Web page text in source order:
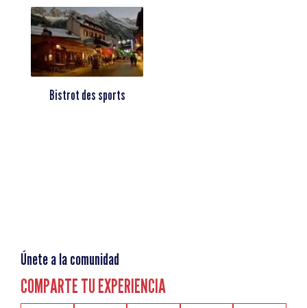
Bistrot des sports
Únete a la comunidad
COMPARTE TU EXPERIENCIA